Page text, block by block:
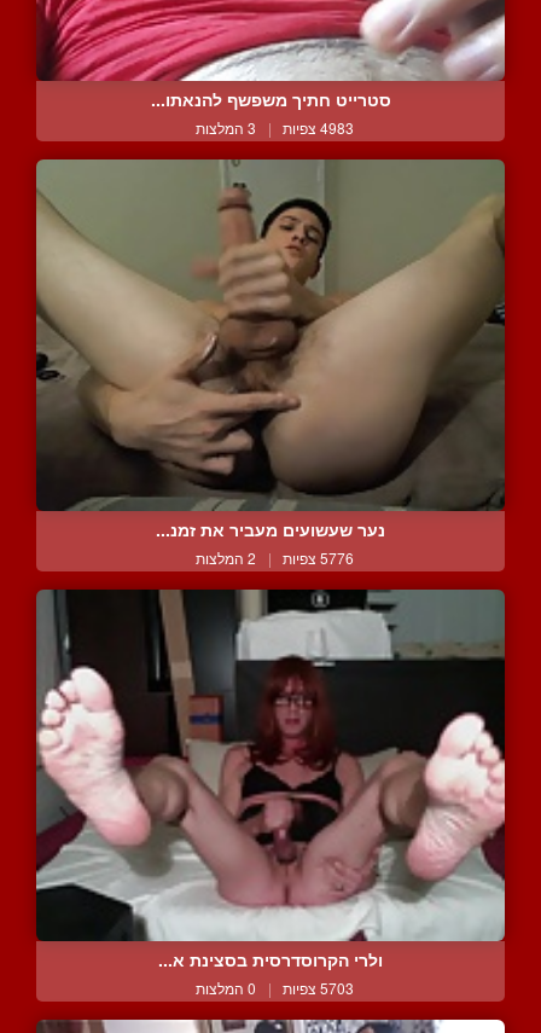
סטרייט חתיך משפשף להנאתו...
4983 צפיות | 3 המלצות
נער שעשועים מעביר את זמנ...
5776 צפיות | 2 המלצות
ולרי הקרוסדרסית בסצינת א...
5703 צפיות | 0 המלצות